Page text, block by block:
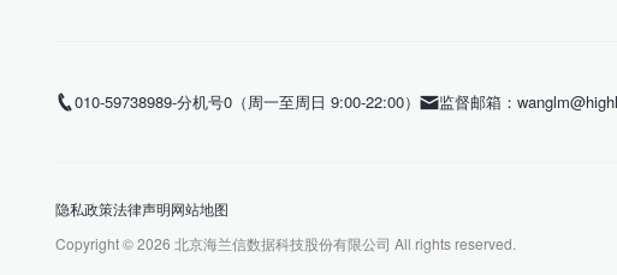
010-59738989-分机号0（周一至周日 9:00-22:00） 监督邮箱：
隐私政策法律声明网站地图
Copyright ©2026 北京海兰信数据科技股份有限公司 All rights reserved.